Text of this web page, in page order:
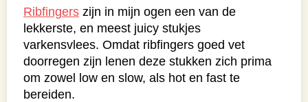
Ribfingers zijn in mijn ogen een van de
lekkerste, en meest juicy stukjes
varkensvlees. Omdat ribfingers goed vet
doorregen zijn lenen deze stukken zich prima
om zowel low en slow, als hot en fast te
bereiden.